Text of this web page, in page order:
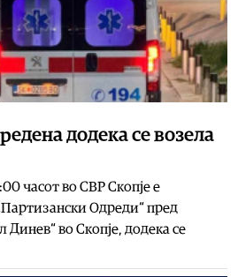
додека се возела
часот во СВР Скопје е
Одреди“ пред
Динев“ во Скопје, додека се